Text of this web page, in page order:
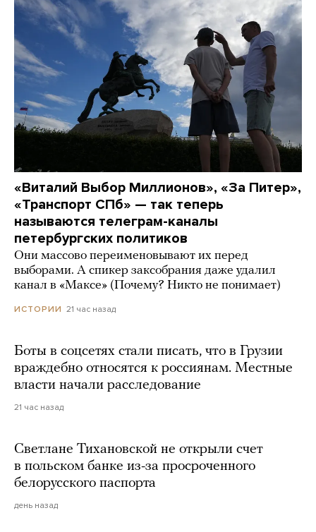
«Виталий Выбор Миллионов», «За Питер»,
«Транспорт СПб» — так теперь
называются телеграм-каналы
петербургских политиков
Они массово переименовывают их перед
выборами. А спикер заксобрания даже удалил
канал в «Максе» (Почему? Никто не понимает)
ИСТОРИИ 21 час назад
Боты в соцсетях стали писать, что в Грузии
враждебно относятся к россиянам. Местные
власти начали расследование
21 час назад
Светлане Тихановской не открыли счет
в польском банке из-за просроченного
белорусского паспорта
день назад